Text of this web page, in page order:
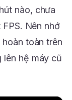
nào, chưa
Nên nhớ
toàn trên
lên hệ máy cũ